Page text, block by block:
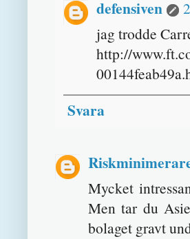
defensiven
jag trodde
http://
Svara
Mycket
Men tar du
bolaget gravt